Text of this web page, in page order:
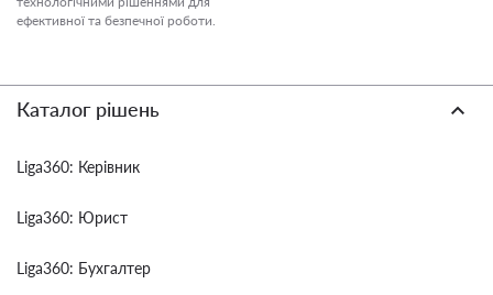
ефективної та безпечної роботи.
Каталог рішень
Liga360: Керівник
Liga360: Юрист
Liga360: Бухгалтер